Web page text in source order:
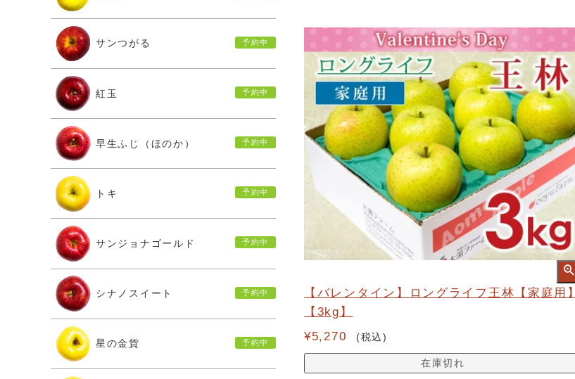
【バレンタイン】ロングライフ王林【家庭用】
【3kg】
¥5,270 税込
在庫切れ
サンつがる
紅玉
早生ふじ（ほのか）
トキ
サンジョナゴールド
シナノスイート
星の金貨